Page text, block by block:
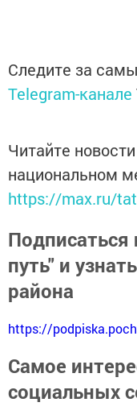
Следите за
Telegram-канале
Читайте
национальном
https://max.ru/
Подписаться
путь" и
района
https://
Самое
социальных